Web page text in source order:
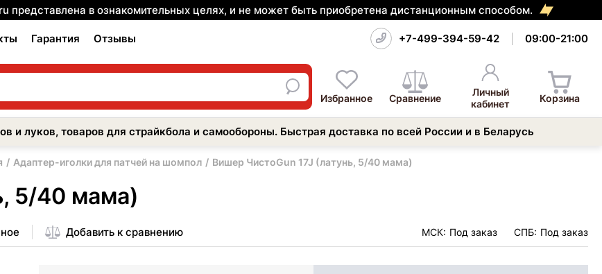
представлена в ознакомительных целях, и не может быть приобретена дистанционным способом.
Гарантия Отзывы +7-499-394-59-42 09:00-21:00
Избранное Сравнение
Личный
кабинет
Корзина
и луков, товаров для страйкбола и самообороны. Быстрая доставка по всей России и в Беларусь
Адаптер-иголки для патчей на шомпол Вишер ЧистоGun 17J (латунь, 5/40 мама)
5/40 мама)
Добавить к сравнению МСК: Под заказ СПБ: Под заказ